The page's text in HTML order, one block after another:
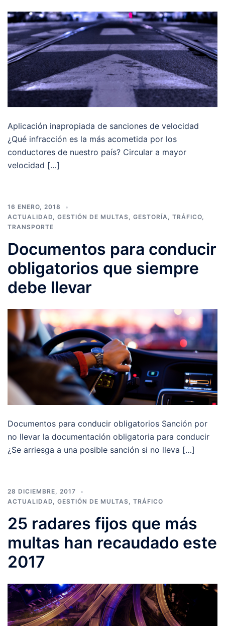
Aplicación inapropiada de sanciones de velocidad
¿Qué infracción es la más acometida por los
conductores de nuestro país? Circular a mayor
velocidad […]
16 ENERO, 2018
ACTUALIDAD
GESTIÓN DE MULTAS GESTORÍA TRÁFICO
TRANSPORTE
Documentos para conducir
obligatorios que siempre
debe llevar
Documentos para conducir obligatorios Sanción por
no llevar la documentación obligatoria para conducir
¿Se arriesga a una posible sanción si no lleva […]
28 DICIEMBRE, 2017
ACTUALIDAD
GESTIÓN DE MULTAS TRÁFICO
25 radares fijos que más
multas han recaudado este
2017